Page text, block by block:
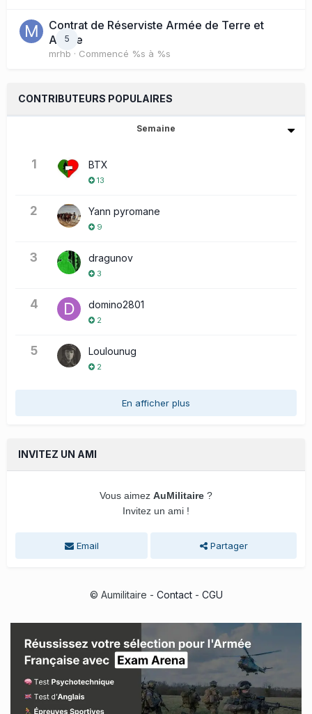
5
Contrat de Réserviste Armée de Terre et
Active
mrhb · Commencé %s à %s
CONTRIBUTEURS POPULAIRES
Semaine
1 BTX
13
2 Yann pyromane
9
3 dragunov
3
4 domino2801
2
5 Loulounug
2
En afficher plus
INVITEZ UN AMI
Vous aimez AuMilitaire ?
Invitez un ami !
Email Partager
© Aumilitaire - Contact- CGU